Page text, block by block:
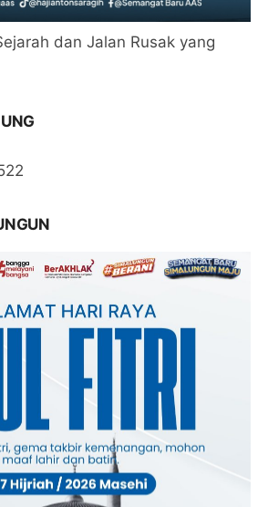
dan Jalan Rusak yang